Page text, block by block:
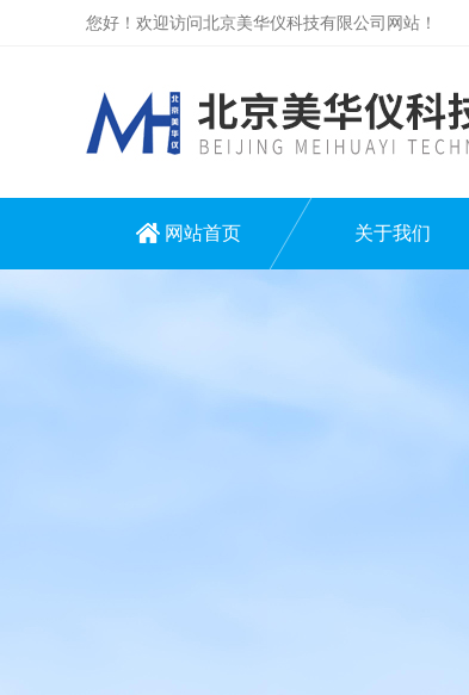
您好！欢迎访问北京美华仪科技有限公司网站！
网站首页 关于我们